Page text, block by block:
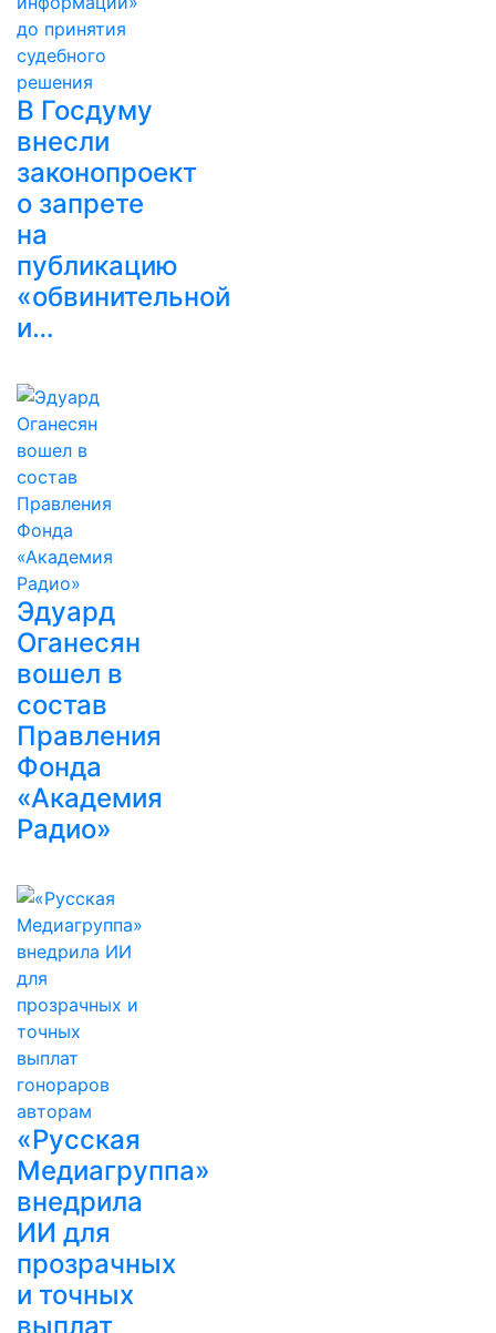
В Госдуму
внесли
законопроект
о запрете
на
публикацию
«обвинительной
и…
Эдуард
Оганесян
вошел в
состав
Правления
Фонда
«Академия
Радио»
«Русская
Медиагруппа»
внедрила
ИИ для
прозрачных
и точных
выплат